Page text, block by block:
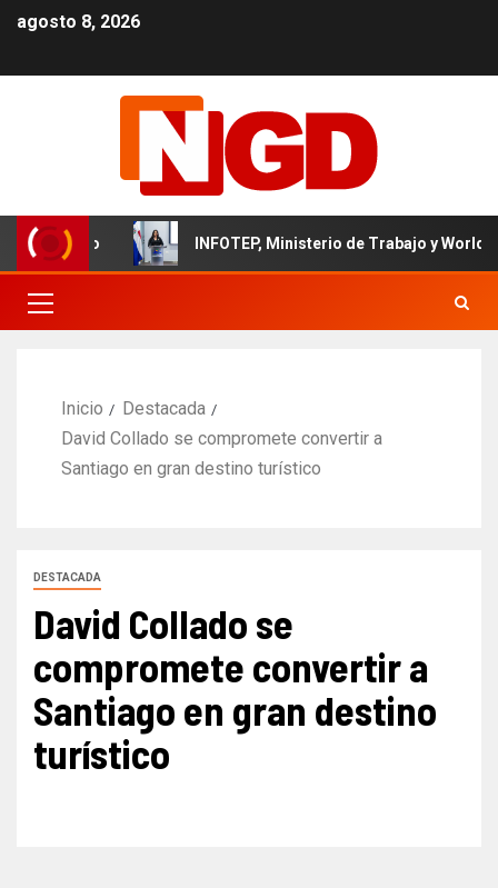
agosto 8, 2026
INFOTEP, Ministerio de Trabajo y World
Inicio
Destacada
David Collado se compromete convertir a
Santiago en gran destino turístico
DESTACADA
David Collado se
compromete convertir a
Santiago en gran destino
turístico